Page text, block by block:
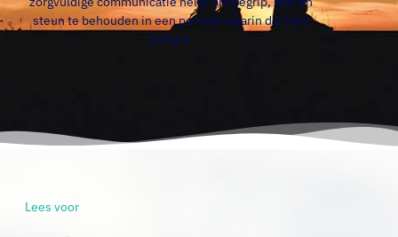
steun te behouden in een periode waarin dat hard
nodig is.
Lees voor